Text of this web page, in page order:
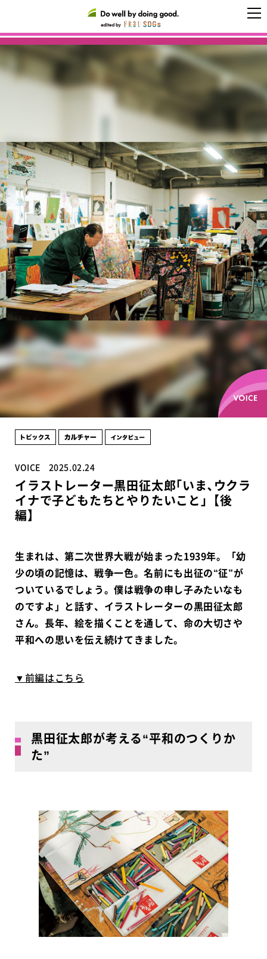
VOICE 2025.02.24
イラストレーター黒田征太郎｢いま､ウクラ
イナで子どもたちとやりたいこと｣【後
編】
生まれは、第二次世界大戦が始まった1939年。「幼
少の頃の記憶は、戦争一色。名前にも出征の“征”が
ついているでしょう。僕は戦争の申し子みたいなも
のですよ」と話す、イラストレーターの黒田征太郎
さん。長年、絵を描くことを通して、命の大切さや
平和への思いを伝え続けてきました。
▼前編はこちら
黒田征太郎が考える“平和のつくりか
た”